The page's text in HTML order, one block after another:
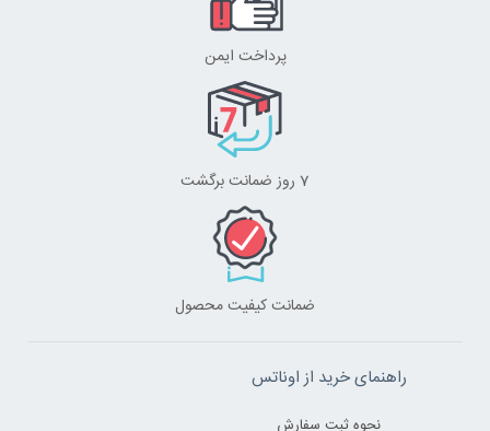
پرداخت ایمن
7 روز ضمانت برگشت
ضمانت کیفیت محصول
راهنمای خرید از اوناتس
نحوه ثبت سفارش